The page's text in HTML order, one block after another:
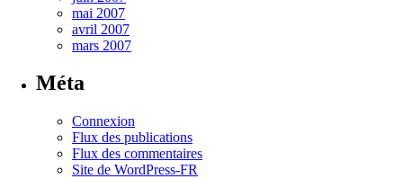
mai 2007
avril 2007
mars 2007
Méta
Connexion
Flux des publications
Flux des commentaires
Site de WordPress-FR